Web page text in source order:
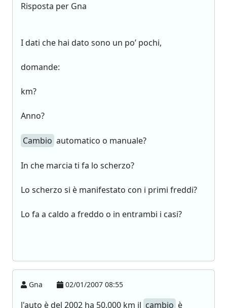
Risposta per Gna
I dati che hai dato sono un po’ pochi,
domande:
km?
Anno?
Cambio automatico o manuale?
In che marcia ti fa lo scherzo?
Lo scherzo si è manifestato con i primi freddi?
Lo fa a caldo a freddo o in entrambi i casi?
Gna 02/01/2007 08:55
l'auto è del 2002 ha 50.000 km il cambio è